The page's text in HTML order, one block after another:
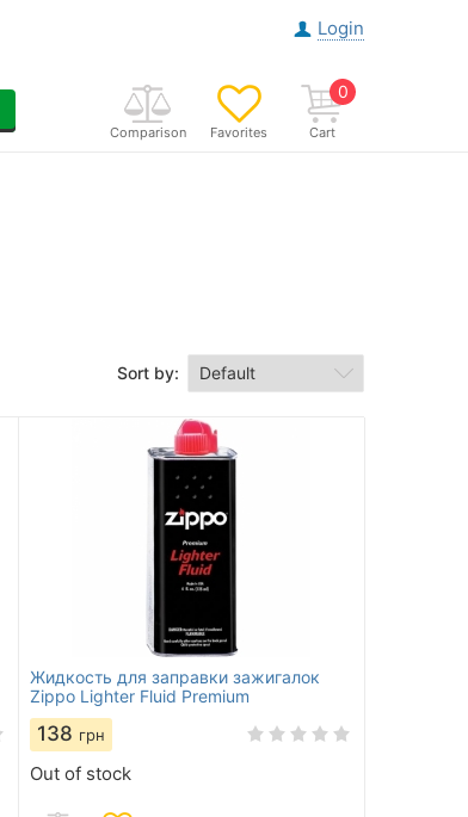
Login
0
Cart
Favorites
Comparison
Sort by:
Жидкость для заправки зажигалок
Zippo Lighter Fluid Premium
138 грн
Out of stock